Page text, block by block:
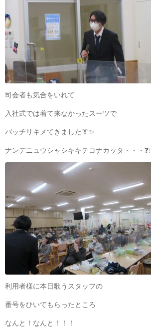
司会者も気合をいれて
入社式では着て来なかったスーツで
バッチリキメてきました👔✨
ナンデニュウシャシキキテコナカッタ・・・❓❕
利用者様に本日歌うスタッフの
番号をひいてもらったところ
なんと！なんと！！！